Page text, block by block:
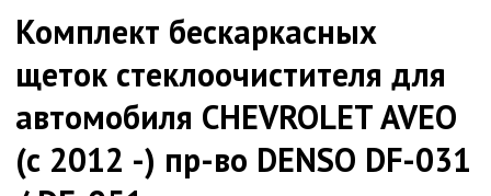
Комплект бескаркаcных
щеток стеклоочистителя для
автомобиля CHEVROLET AVEO
(с 2012 -) пр-во DENSO DF-031